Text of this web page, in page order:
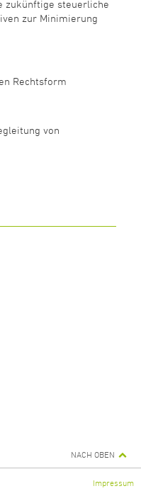
zukünftige steuerliche
zur Minimierung
Rechtsform
von
NACH OBEN
Impressum